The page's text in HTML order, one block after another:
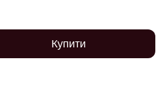
Купити